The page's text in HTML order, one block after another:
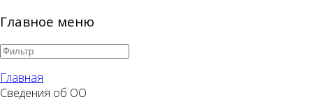
Главное меню
Главная
Сведения об ОО